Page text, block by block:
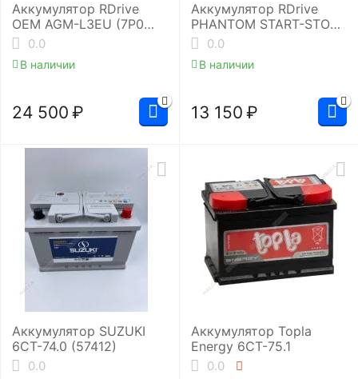
Аккумулятор RDrive
OEM AGM-L3EU (7P0
915 105 )
0.0
В наличии
24 500 ₽
Аккумулятор RDrive
PHANTOM START-STOP
EFB EUE-072072L3
0.0
В наличии
13 150 ₽
Аккумулятор SUZUKI
6СТ-74.0 (57412)
0.0
Аккумулятор Topla
Energy 6СТ-75.1
0.0